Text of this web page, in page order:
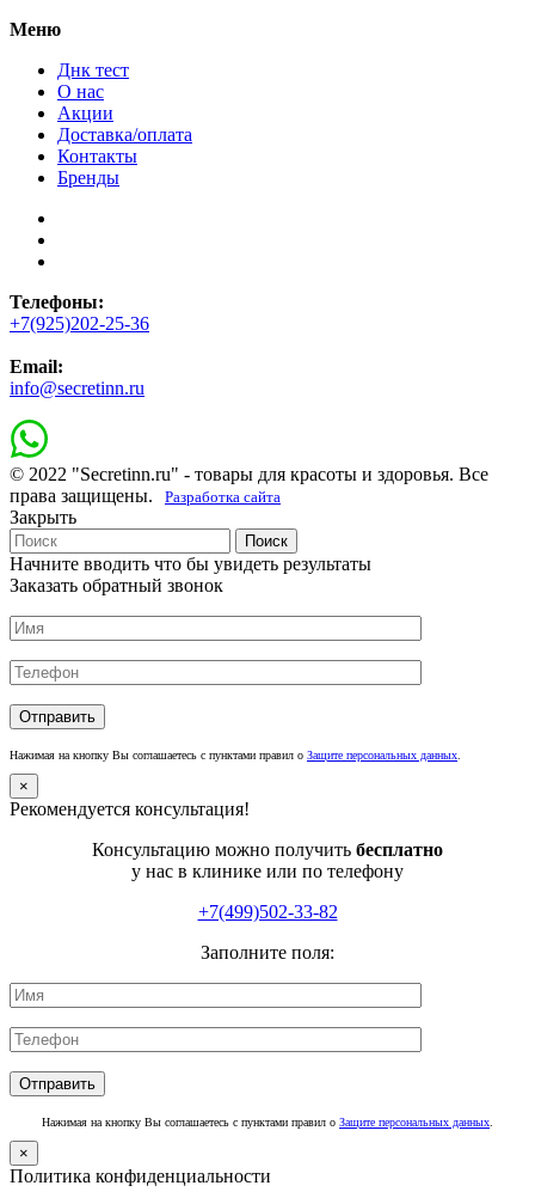
Меню
Днк тест
О нас
Акции
Доставка/оплата
Контакты
Бренды
Телефоны:
+7(925)202-25-36
Email:
info@secretinn.ru
© 2022 "Secretinn.ru" - товары для красоты и здоровья. Все
права защищены.
Разработка сайта
Закрыть
Поиск
Начните вводить что бы увидеть результаты
Заказать обратный звонок
Нажимая на кнопку Вы соглашаетесь с пунктами правил о Защите персональных данных
×
Рекомендуется консультация!
Консультацию можно получить бесплатно
у нас в клинике или по телефону
+7(499)502-33-82
Заполните поля:
Нажимая на кнопку Вы соглашаетесь с пунктами правил о Защите персональных данных
×
Политика конфиденциальности